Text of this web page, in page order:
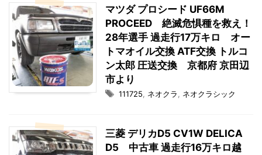
マツダ プロシード UF66M
PROCEED 絶滅危惧種を救え！
28年選手 過走行17万キロ オー
トマオイル交換 ATF交換 トルコ
ン太郎 圧送交換 京都府 京田辺
市より
111725 ネオクラ ネオクラシック
三菱 デリカD5 CV1W DELICA
D5 中古車 過走行16万キロ越